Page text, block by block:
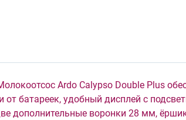
Ardo Calypso Double Plus
от батареек, удобный дисплей с
дополнительные воронки 28 мм,